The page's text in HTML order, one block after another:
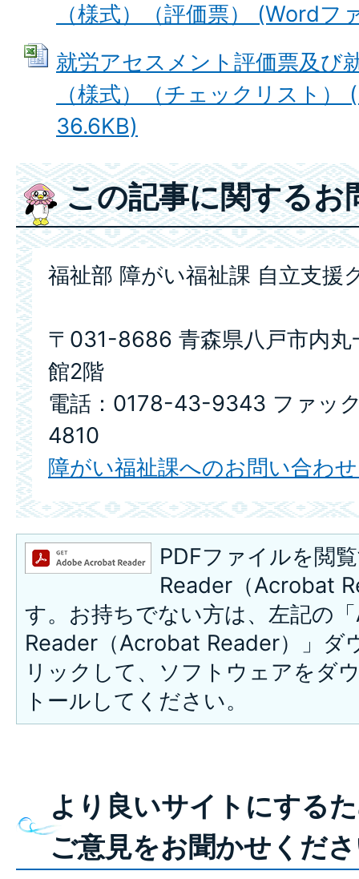
（様式）（評価票） (Wordフ
就労アセスメント評価票及び
（様式）（チェックリスト）
36.6KB)
この記事に関するお
福祉部 障がい福祉課 自立支援
〒031-8686 青森県八戸市内丸
館2階
電話：0178-43-9343 ファッ
4810
障がい福祉課へのお問い合わ
PDFファイルを閲
Reader（Acrobat
す。お持ちでない方は、左記の
Reader（Acrobat Reader）」ダ
リックして、ソフトウェアをダ
トールしてください。
より良いサイトにする
ご意見をお聞かせくだ